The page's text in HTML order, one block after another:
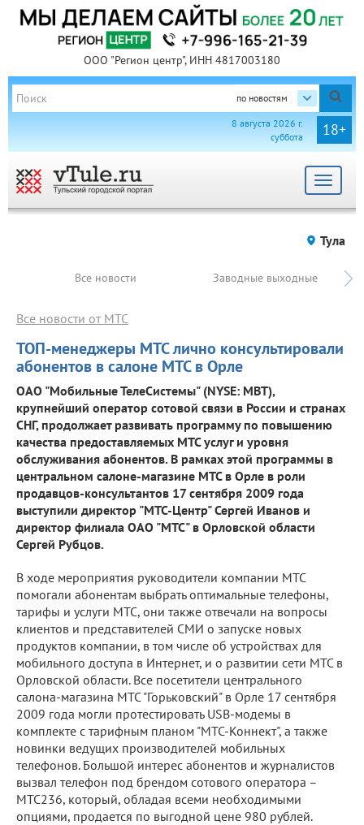
ООО "Регион центр", ИНН 4817003180
по новостям
18+
8 августа 2026 г.
суббота
Toggle
Тула
Все новости Заводные выходные
ТОП-менеджеры МТС лично консультировали
абонентов в салоне МТС в Орле
Все новости от МТС
ОАО "Мобильные ТелеСистемы" (NYSE: MBT),
крупнейший оператор сотовой связи в России и странах
СНГ, продолжает развивать программу по повышению
качества предоставляемых МТС услуг и уровня
обслуживания абонентов. В рамках этой программы в
центральном салоне-магазине МТС в Орле в роли
продавцов-консультантов 17 сентября 2009 года
выступили директор "МТС-Центр" Сергей Иванов и
директор филиала ОАО "МТС" в Орловской области
Сергей Рубцов.
В ходе мероприятия руководители компании МТС
помогали абонентам выбрать оптимальные телефоны,
тарифы и услуги МТС, они также отвечали на вопросы
клиентов и представителей СМИ о запуске новых
продуктов компании, в том числе об устройствах для
мобильного доступа в Интернет, и о развитии сети МТС в
Орловской области. Все посетители центрального
салона-магазина МТС "Горьковский" в Орле 17 сентября
2009 года могли протестировать USB-модемы в
комплекте с тарифным планом "МТС-Коннект", а также
новинки ведущих производителей мобильных
телефонов. Большой интерес абонентов и журналистов
вызвал телефон под брендом сотового оператора –
МТС236, который, обладая всеми необходимыми
опциями, продается по выгодной цене 980 рублей.